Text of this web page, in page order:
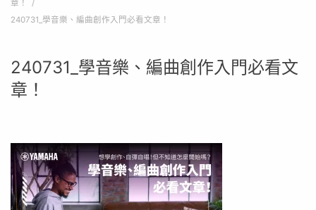
章！
240731_學音樂、編曲創作入門必看文章！
240731_學音樂、編曲創作入門必看文
章！